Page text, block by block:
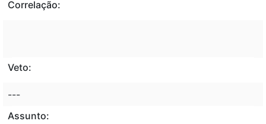
Correlação:
Veto:
---
Assunto: